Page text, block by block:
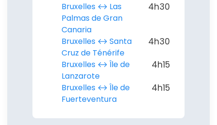
Bruxelles ↔︎ Las
Palmas de Gran
Canaria
4h30
Bruxelles ↔︎ Santa
Cruz de Ténérife
4h30
Bruxelles ↔︎ Île de
Lanzarote
4h15
Bruxelles ↔︎ Île de
Fuerteventura
4h15